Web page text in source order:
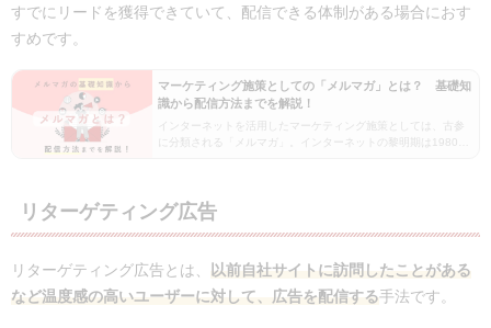
すでにリードを獲得できていて、配信できる体制がある場合におす
すめです。
マーケティング施策としての「メルマガ」とは？ 基礎知
識から配信方法までを解説！
インターネットを活用したマーケティング施策としては、古参
に分類される「メルマガ」。インターネットの黎明期は1980年
リターゲティング広告
リターゲティング広告とは、
以前自社サイトに訪問したことがある
など温度感の高いユーザーに対して、広告を配信する手法です。